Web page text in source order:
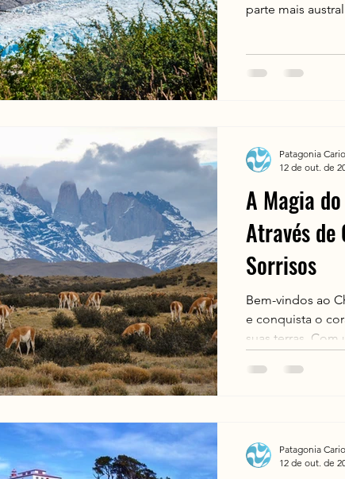
parte mais
A Magia
Através de
Sorrisos
Bem-vindos ao
e conquista o
suas terras. Com
Patagonia
12 de out. de
Patagonia
12 de out. de